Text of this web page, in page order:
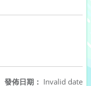
發佈日期： Invalid date